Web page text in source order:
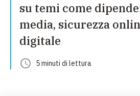
su temi come
media, sicurezza
digitale
5minuti di lettura